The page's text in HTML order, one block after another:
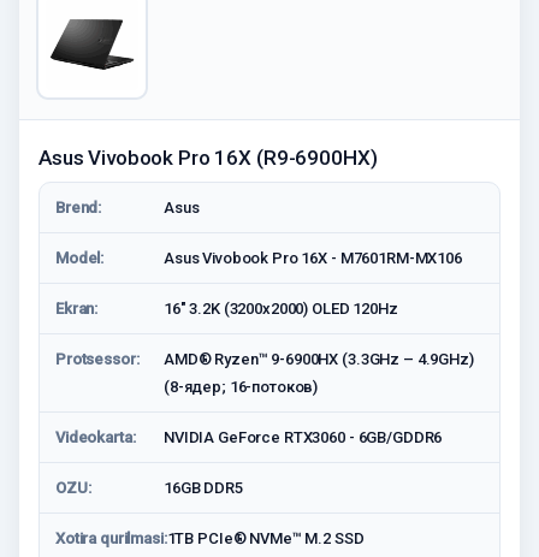
Asus Vivobook Pro 16X (R9-6900HX)
Brend: Asus
Model: Asus Vivobook Pro 16X - M7601RM-MX106
Ekran: 16" 3.2K (3200x2000) OLED 120Hz
Protsessor:
AMD® Ryzen™ 9-6900HX (3.3GHz – 4.9GHz)
(8-ядер; 16-потоков)
Videokarta: NVIDIA GeForce RTX3060 - 6GB/GDDR6
OZU: 16GB DDR5
Xotira qurilmasi:1TB PCIe® NVMe™ M.2 SSD